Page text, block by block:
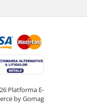
Platforma E-
by Gomag